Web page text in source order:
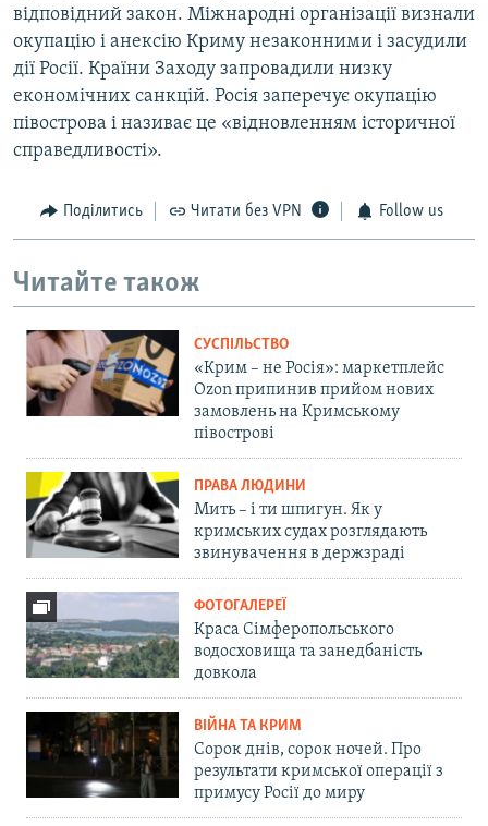
відповідний закон. Міжнародні організації визнали
окупацію і анексію Криму незаконними і засудили
дії Росії. Країни Заходу запровадили низку
економічних санкцій. Росія заперечує окупацію
півострова і називає це «відновленням історичної
справедливості».
Поділитись Читати без VPN Follow us
Читайте також
СУСПІЛЬСТВО
«Крим – не Росія»: маркетплейс
Ozon припинив прийом нових
замовлень на Кримському
півострові
ПРАВА ЛЮДИНИ
Мить – і ти шпигун. Як у
кримських судах розглядають
звинувачення в держзраді
ФОТОГАЛЕРЕЇ
Краса Сімферопольського
водосховища та занедбаність
довкола
ВІЙНА ТА КРИМ
Сорок днів, сорок ночей. Про
результати кримської операції з
примусу Росії до миру